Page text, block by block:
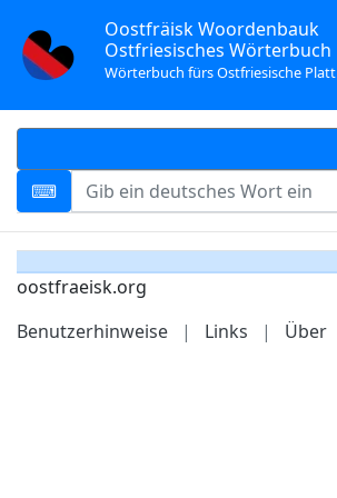
Oostfräisk Woordenbauk
Ostfriesisches Wörterbuch
Wörterbuch fürs Ostfriesische Platt
oostfraeisk.org
Benutzerhinweise
| Links | Über